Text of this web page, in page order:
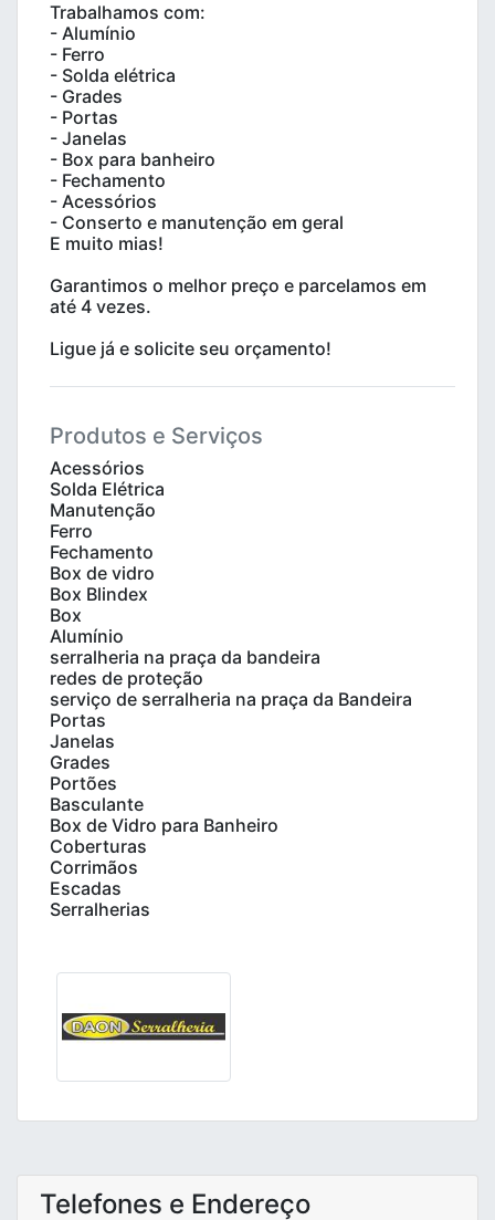
Trabalhamos com:
- Alumínio
- Ferro
- Solda elétrica
- Grades
- Portas
- Janelas
- Box para banheiro
- Fechamento
- Acessórios
- Conserto e manutenção em geral
E muito mias!
Garantimos o melhor preço e parcelamos em
até 4 vezes.
Ligue já e solicite seu orçamento!
Produtos e Serviços
Acessórios
Solda Elétrica
Manutenção
Ferro
Fechamento
Box de vidro
Box Blindex
Box
Alumínio
serralheria na praça da bandeira
redes de proteção
serviço de serralheria na praça da Bandeira
Portas
Janelas
Grades
Portões
Basculante
Box de Vidro para Banheiro
Coberturas
Corrimãos
Escadas
Serralherias
Telefones e Endereço